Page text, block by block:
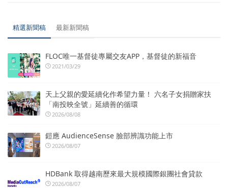
精選新聞稿 最新新聞稿
FLOC唯一基督徒專屬交友APP，基督徒的新福音
2021/03/29
天上父親的愛延續化作希望力量！ 六名子女捐贈家扶
「南投映全號」延續善的循環
2026/08/08
鎧應 AudienceSense 臉部辨識功能上市
2026/08/07
HDBank 取得越南歷來最大規模國際銀團社會貸款
2026/08/07